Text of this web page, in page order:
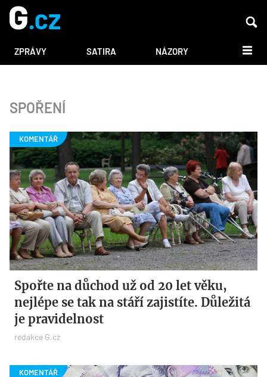
ZPRÁVY SATIRA NÁZORY DALŠÍ
SPOŘENÍ
Spořte na důchod už od 20 let věku,
nejlépe se tak na stáří zajistíte. Důležitá
je pravidelnost
redakce G.cz